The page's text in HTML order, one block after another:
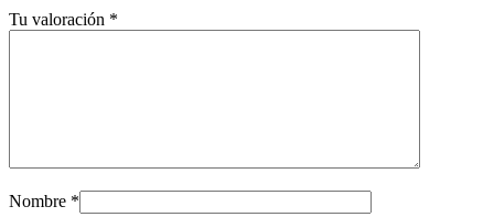
Tu valoración *
Nombre *